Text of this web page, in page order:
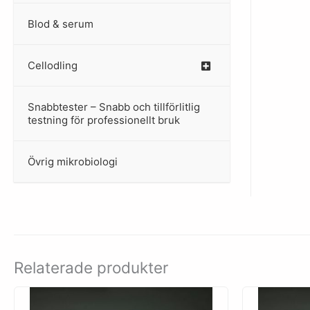
Blod & serum
Cellodling
–
Snabbtester – Snabb och tillförlitlig
testning för professionellt bruk
–
Övrig mikrobiologi
–
Relaterade produkter